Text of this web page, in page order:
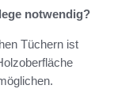
notwendig?
Tüchern ist